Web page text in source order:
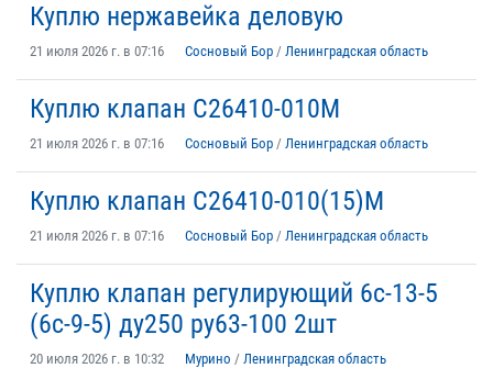
Куплю нержавейка деловую
21 июля 2026 г. в 07:16 Сосновый Бор / Ленинградская область
Куплю клапан С26410-010М
21 июля 2026 г. в 07:16 Сосновый Бор / Ленинградская область
Куплю клапан С26410-010(15)М
21 июля 2026 г. в 07:16 Сосновый Бор / Ленинградская область
Куплю клапан регулирующий 6с-13-5
(6с-9-5) ду250 ру63-100 2шт
20 июля 2026 г. в 10:32 Мурино / Ленинградская область